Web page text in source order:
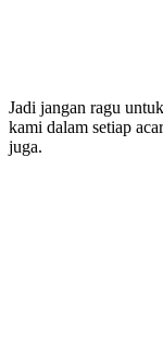
Jadi jangan ragu
kami dalam setiap
juga.